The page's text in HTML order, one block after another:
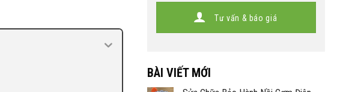
Tư vấn & báo giá
BÀI VIẾT MỚI